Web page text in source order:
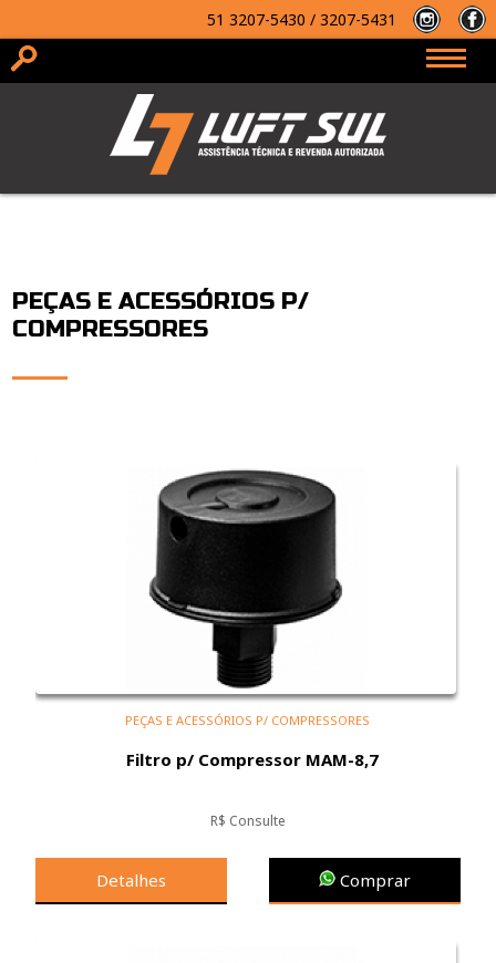
51 3207-5430 / 3207-5431
PEÇAS E ACESSÓRIOS P/
COMPRESSORES
PEÇAS E ACESSÓRIOS P/ COMPRESSORES
Filtro p/ Compressor MAM-8,7
R$ Consulte
Detalhes Comprar